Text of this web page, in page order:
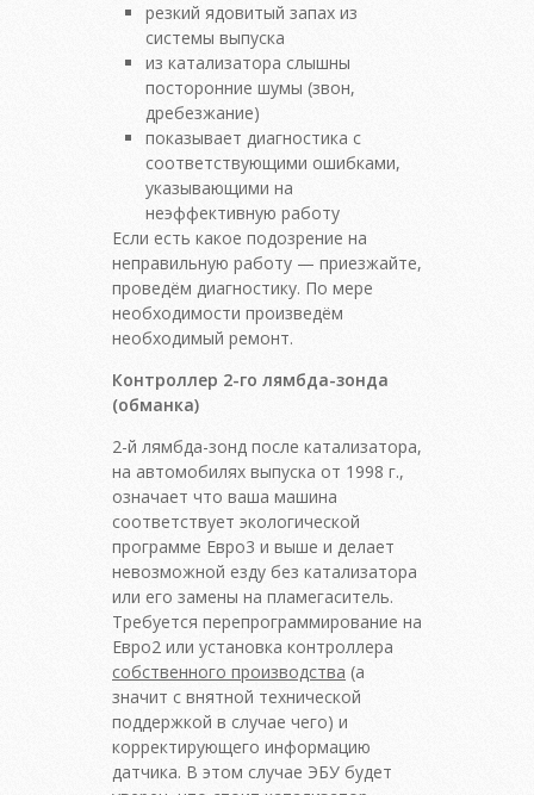
резкий ядовитый запах из
системы выпуска
из катализатора слышны
посторонние шумы (звон,
дребезжание)
показывает диагностика с
соответствующими ошибками,
указывающими на
неэффективную работу
Если есть какое подозрение на
неправильную работу — приезжайте,
проведём диагностику. По мере
необходимости произведём
необходимый ремонт.
Контроллер 2-го лямбда-зонда
(обманка)
2-й лямбда-зонд после катализатора,
на автомобилях выпуска от 1998 г.,
означает что ваша машина
соответствует экологической
программе Евро3 и выше и делает
невозможной езду без катализатора
или его замены на пламегаситель.
Требуется перепрограммирование на
Евро2 или установка контроллера
собственного производства (а
значит с внятной технической
поддержкой в случае чего) и
корректирующего информацию
датчика. В этом случае ЭБУ будет